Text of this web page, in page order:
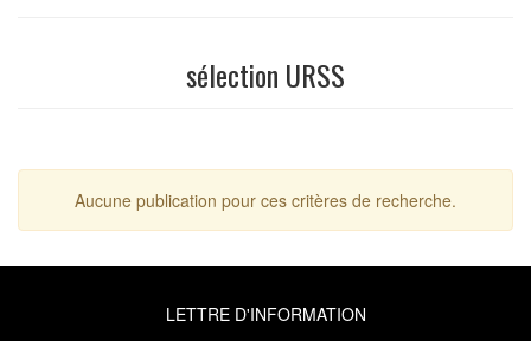
sélection URSS
Aucune publication pour ces critères de recherche.
LETTRE D'INFORMATION